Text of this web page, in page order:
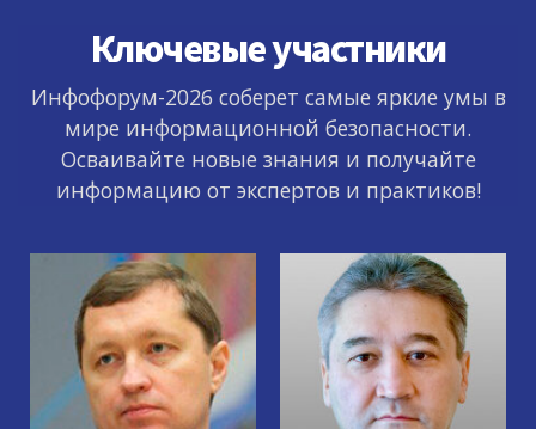
Ключевые участники
Инфофорум-2026 соберет самые яркие умы в
мире информационной безопасности.
Осваивайте новые знания и получайте
информацию от экспертов и практиков!